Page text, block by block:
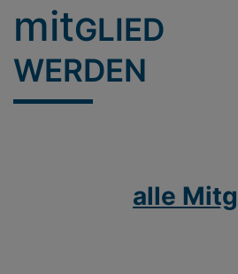
mitGLIED
WERDEN
alle